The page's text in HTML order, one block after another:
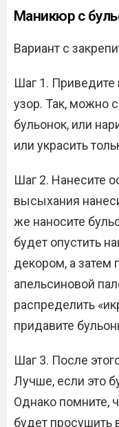
Маникюр с
Вариант с
Шаг 1. Приведите
узор. Так, можно
бульонок, или
или украсить
Шаг 2. Нанесите
высыхания
же наносите
будет опустить
декором, а затем
апельсиновой
распределить
придавите
Шаг 3. После
Лучше, если это
Однако помните,
будет просушить